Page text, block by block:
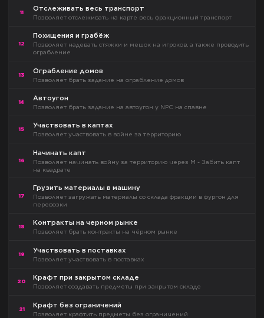
11 Отслеживать весь транспорт
Позволяет отслеживать на карте весь фракционный транспорт
12
Похищения и грабёж
Позволяет надевать стяжки и мешок на игроков, а также проводить
ограбление
13 Ограбление домов
Позволяет брать задание на ограбление домов
14 Автоугон
Позволяет брать задание на автоугон у NPC на спавне
15 Участвовать в каптах
Позволяет участвовать в войне за территорию
16
Начинать капт
Позволяет начинать войну за территорию через М - Забить капт
на квадрате
17
Грузить материалы в машину
Позволяет загружать материалы со склада фракции в фургон для
перевозки
18 Контракты на черном рынке
Позволяет брать контракты на чёрном рынке
19 Участвовать в поставках
Позволяет участвовать в поставках
20 Крафт при закрытом складе
Позволяет создавать предметы при закрытом складе
21 Крафт без ограничений
Позволяет крафтить предметы без ограничений